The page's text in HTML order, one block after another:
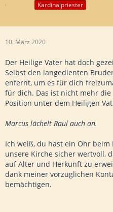
Kardinalpriester
10. März 2020
Der Heilige Vater hat doch
Selbst den langedienten
enfernt, um es für dich
für dich. Das ist nicht mehr
Position unter dem Heiligen
Marcus lächelt Raul auch an.
Ich weiß, du hast ein Ohr
unsere Kirche sicher wertvoll,
auf Alter und Herkunft zu
dank meiner vorzüglichen
bemächtigen.